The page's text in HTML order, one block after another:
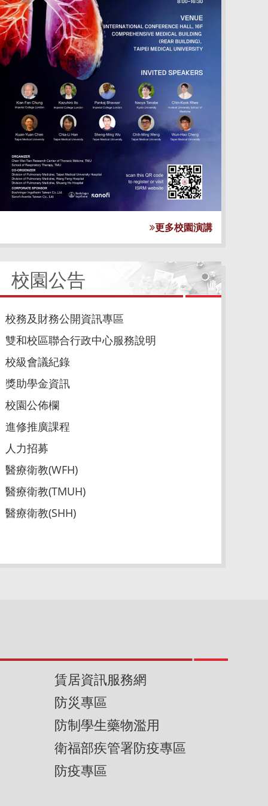
更多校園演講
校園公告
校務及財務公開資訊專區
雙和校區聯合行政中心服務說明
校級會議紀錄
獎助學金資訊
校園公佈欄
進修推廣課程
人力招募
醫療衛教(WFH)
醫療衛教(TMUH)
醫療衛教(SHH)
賃居資訊服務網
防災專區
防制學生藥物濫用
衛福部疾管署防疫專區
防疫專區